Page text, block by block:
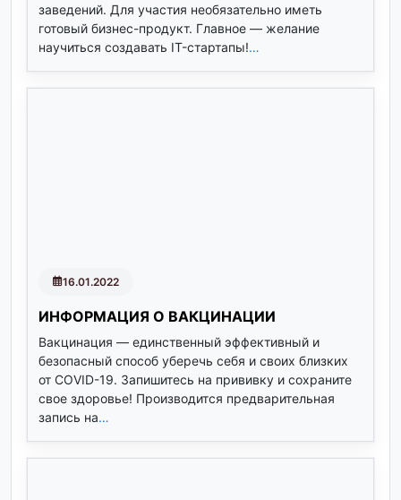
заведений. Для участия необязательно иметь
готовый бизнес-продукт. Главное — желание
научиться создавать IT-стартапы!…
16.01.2022
ИНФОРМАЦИЯ О ВАКЦИНАЦИИ
Вакцинация — единственный эффективный и
безопасный способ уберечь себя и своих близких
от COVID-19. Запишитесь на прививку и сохраните
свое здоровье! Производится предварительная
запись на…